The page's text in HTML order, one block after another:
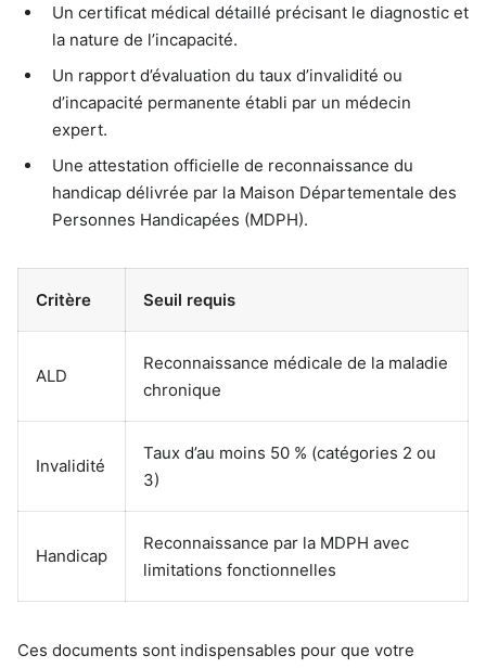
Un certificat médical détaillé précisant le diagnostic et
la nature de l’incapacité.
Un rapport d’évaluation du taux d’invalidité ou
d’incapacité permanente établi par un médecin
expert.
Une attestation officielle de reconnaissance du
handicap délivrée par la Maison Départementale des
Personnes Handicapées (MDPH).
Critère Seuil requis
ALD
Reconnaissance médicale de la maladie
chronique
Invalidité
Taux d’au moins 50 % (catégories 2 ou
3)
Handicap
Reconnaissance par la MDPH avec
limitations fonctionnelles
Ces documents sont indispensables pour que votre